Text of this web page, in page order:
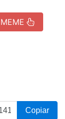
Copiar